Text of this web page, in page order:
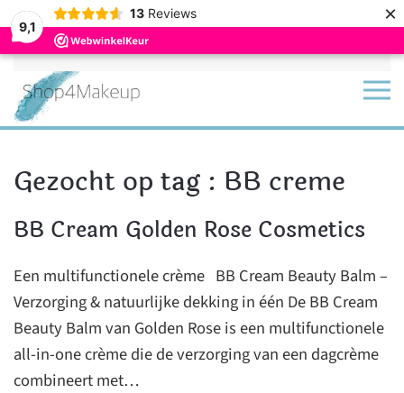
9,1
13 Reviews ×
Terug naar hoofdinhoud
Gezocht op tag : BB creme
BB Cream Golden Rose Cosmetics
Een multifunctionele crème BB Cream Beauty Balm –
Verzorging & natuurlijke dekking in één De BB Cream
Beauty Balm van Golden Rose is een multifunctionele
all-in-one crème die de verzorging van een dagcrème
combineert met…